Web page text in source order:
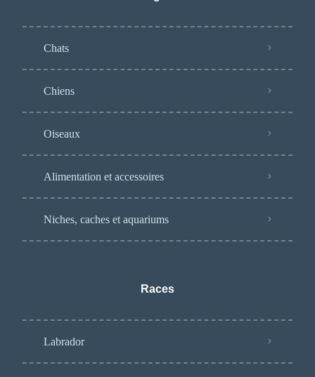
Chats
Chiens
Oiseaux
Alimentation et accessoires
Niches, caches et aquariums
Races
Labrador